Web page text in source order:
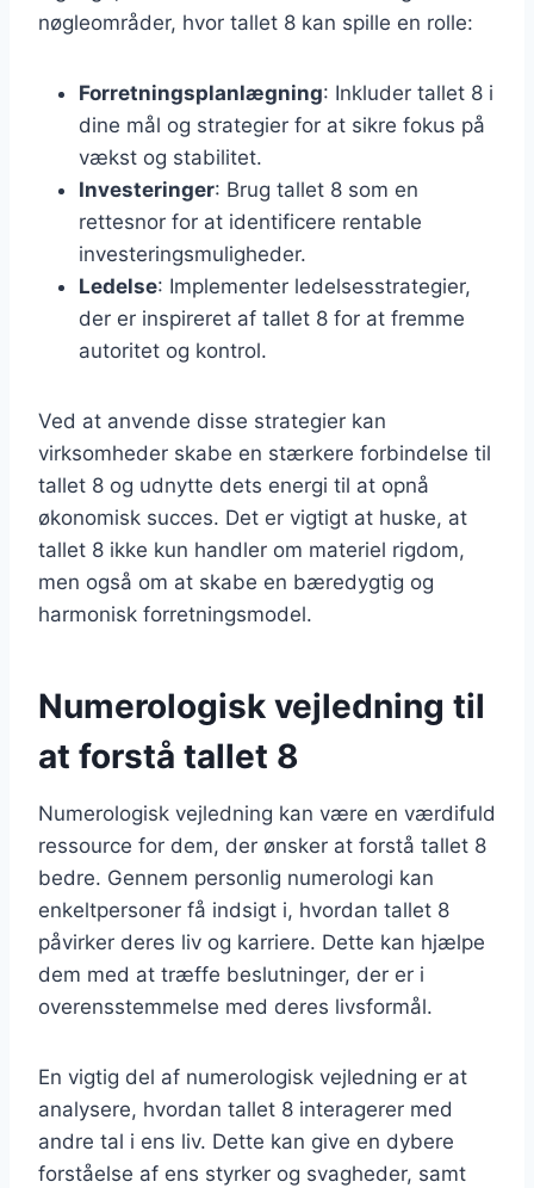
nøgleområder, hvor tallet 8 kan spille en rolle:
Forretningsplanlægning: Inkluder tallet 8 i
dine mål og strategier for at sikre fokus på
vækst og stabilitet.
Investeringer: Brug tallet 8 som en
rettesnor for at identificere rentable
investeringsmuligheder.
Ledelse: Implementer ledelsesstrategier,
der er inspireret af tallet 8 for at fremme
autoritet og kontrol.
Ved at anvende disse strategier kan
virksomheder skabe en stærkere forbindelse til
tallet 8 og udnytte dets energi til at opnå
økonomisk succes. Det er vigtigt at huske, at
tallet 8 ikke kun handler om materiel rigdom,
men også om at skabe en bæredygtig og
harmonisk forretningsmodel.
Numerologisk vejledning til
at forstå tallet 8
Numerologisk vejledning kan være en værdifuld
ressource for dem, der ønsker at forstå tallet 8
bedre. Gennem personlig numerologi kan
enkeltpersoner få indsigt i, hvordan tallet 8
påvirker deres liv og karriere. Dette kan hjælpe
dem med at træffe beslutninger, der er i
overensstemmelse med deres livsformål.
En vigtig del af numerologisk vejledning er at
analysere, hvordan tallet 8 interagerer med
andre tal i ens liv. Dette kan give en dybere
forståelse af ens styrker og svagheder, samt